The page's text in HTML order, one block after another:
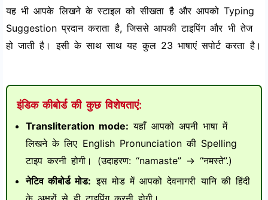
यह भी आपके लिखने के स्टाइल को सीखता है और आपको Typing
Suggestion प्रदान कराता है, जिससे आपकी टाइपिंग और भी तेज
हो जाती है। इसी के साथ साथ यह कुल 23 भाषाएं सपोर्ट करता है।
इंडिक कीबोर्ड की कुछ विशेषताएं:
Transliteration mode: यहाँ आपको अपनी भाषा में
लिखने के लिए English Pronunciation की Spelling
टाइप करनी होगी। (उदाहरण: “namaste” -> “नमस्ते”.)
नेटिव कीबोर्ड मोड: इस मोड में आपको देवनागरी यानि की हिंदी